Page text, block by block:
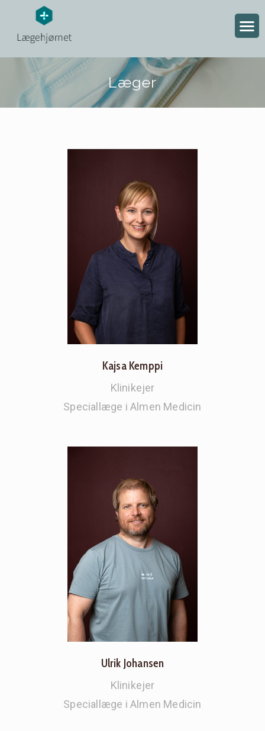
Læger
Kajsa Kemppi
Klinikejer
Speciallæge i Almen Medicin
Ulrik Johansen
Klinikejer
Speciallæge i Almen Medicin